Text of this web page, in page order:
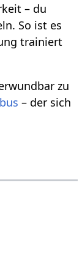
– du
So ist es
trainiert
zu
– der sich